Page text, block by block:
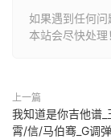
如果遇到任何
本站会尽快处理
上一篇
我知道是你吉他谱_
霄/信/马伯骞_G调